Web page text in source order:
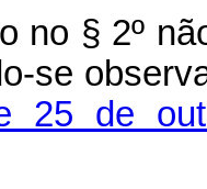
no § 2º
se
25 de